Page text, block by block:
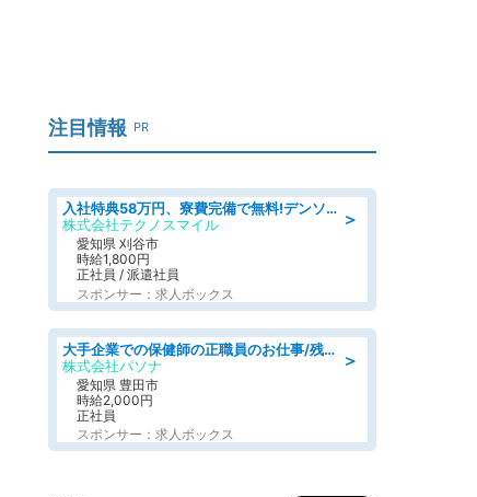
注目情報 PR
＞
入社特典58万円、寮費完備で無料!デンソーで働こう!自動車工場で小型部品の検査業務 denso aichi
株式会社テクノスマイル
愛知県 刈谷市
時給1,800円
正社員 / 派遣社員
スポンサー：求人ボックス
＞
大手企業での保健師の正職員のお仕事/残業なし/要資格:保健師
株式会社パソナ
愛知県 豊田市
時給2,000円
正社員
スポンサー：求人ボックス